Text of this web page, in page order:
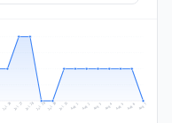
Jul 26 Jul 27 Jul 28 Jul 29 Jul 30 Jul 31 Aug 1 Aug 2 Aug 3 Aug 4 Aug 5 Aug 6 Aug 7